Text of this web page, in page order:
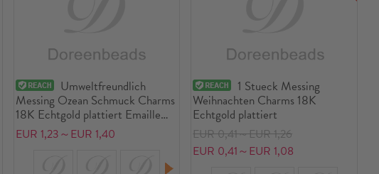
Umweltfreundlich
Messing Ozean Schmuck Charms
18K Echtgold plattiert Emaille
Seesterne 23mm x 18mm
EUR 1,23～EUR 1,40
1 Stueck Messing
Weihnachten Charms 18K
Echtgold plattiert
EUR 0,41～EUR 1,26
EUR 0,41～EUR 1,08